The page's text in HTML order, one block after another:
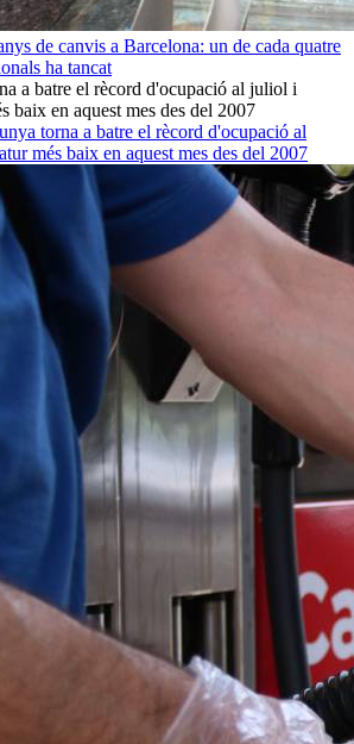
de canvis a Barcelona: un de cada quatre
ha tancat
torna a batre el rècord d'ocupació al
més baix en aquest mes des del 2007